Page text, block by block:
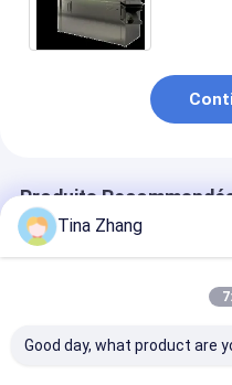
Produits
Tina Zhang
Good day, what product are